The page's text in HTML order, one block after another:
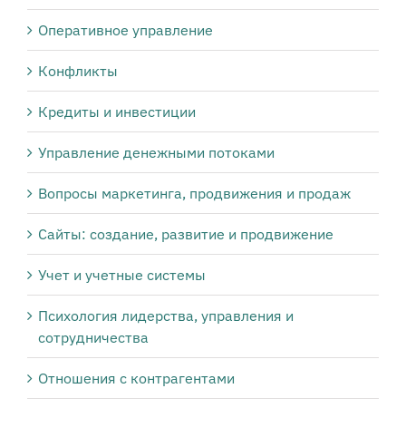
Оперативное управление
Конфликты
Кредиты и инвестиции
Управление денежными потоками
Вопросы маркетинга, продвижения и продаж
Сайты: создание, развитие и продвижение
Учет и учетные системы
Психология лидерства, управления и
сотрудничества
Отношения с контрагентами